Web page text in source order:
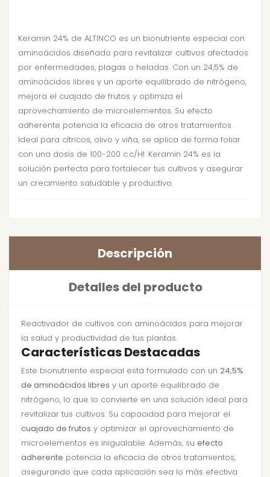
Keramin 24% de ALTINCO es un bionutriente especial con
aminoácidos diseñado para revitalizar cultivos afectados
por enfermedades, plagas o heladas. Con un 24,5% de
aminoácidos libres y un aporte equilibrado de nitrógeno,
mejora el cuajado de frutos y optimiza el
aprovechamiento de microelementos. Su efecto
adherente potencia la eficacia de otros tratamientos.
Ideal para cítricos, olivo y viña, se aplica de forma foliar
con una dosis de 100-200 c.c/Hl. Keramin 24% es la
solución perfecta para fortalecer tus cultivos y asegurar
un crecimiento saludable y productivo.
Descripción
Detalles del producto
Reactivador de cultivos con aminoácidos para mejorar
la salud y productividad de tus plantas.
Características Destacadas
Este bionutriente especial está formulado con un 24,5%
de aminoácidos libres y un aporte equilibrado de
nitrógeno, lo que lo convierte en una solución ideal para
revitalizar tus cultivos. Su capacidad para mejorar el
cuajado de frutos y optimizar el aprovechamiento de
microelementos es inigualable. Además, su efecto
adherente potencia la eficacia de otros tratamientos,
asegurando que cada aplicación sea lo más efectiva